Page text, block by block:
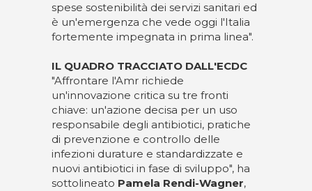
spese sostenibilità dei servizi sanitari ed
è un'emergenza che vede oggi l'Italia
fortemente impegnata in prima linea".
IL QUADRO TRACCIATO DALL'ECDC
"Affrontare l'Amr richiede
un'innovazione critica su tre fronti
chiave: un'azione decisa per un uso
responsabile degli antibiotici, pratiche
di prevenzione e controllo delle
infezioni durature e standardizzate e
nuovi antibiotici in fase di sviluppo", ha
sottolineato Pamela Rendi-Wagner,